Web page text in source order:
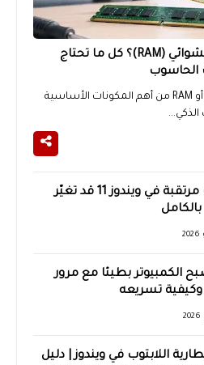
ما هي ذاكرة الوصول العشوائي (RAM)؟ كل ما تحتاج
الحاسوب
تُعد ذاكرة الوصول العشوائي أو RAM من أهم المكونات الأساسية
الذكي...
9 ميزات مرتقبة في ويندوز 11 قد تغيّر
الكمبيوتر بطيئًا مع مرور
تسريعه
اللابتوب في ويندوز | دليل